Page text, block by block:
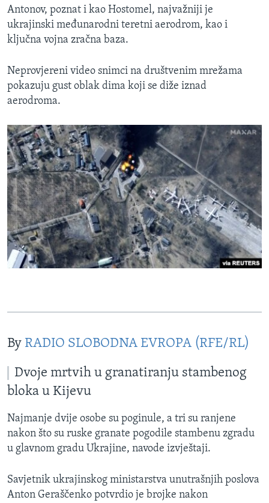
Antonov, poznat i kao Hostomel, najvažniji je
ukrajinski međunarodni teretni aerodrom, kao i
ključna vojna zračna baza.
Neprovjereni video snimci na društvenim mrežama
pokazuju gust oblak dima koji se diže iznad
aerodroma.
By RADIO SLOBODNA EVROPA (RFE/RL)
Dvoje mrtvih u granatiranju stambenog
bloka u Kijevu
Najmanje dvije osobe su poginule, a tri su ranjene
nakon što su ruske granate pogodile stambenu zgradu
u glavnom gradu Ukrajine, navode izvještaji.
Savjetnik ukrajinskog ministarstva unutrašnjih poslova
Anton Geraščenko potvrdio je brojke nakon